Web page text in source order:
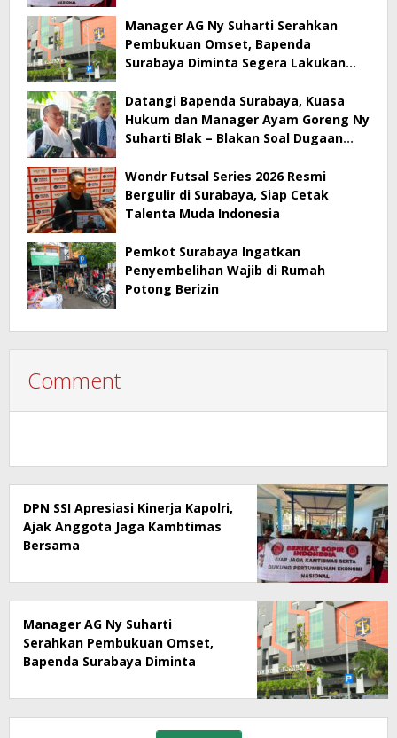
Manager AG Ny Suharti Serahkan
Pembukuan Omset, Bapenda
Surabaya Diminta Segera Lakukan
Datangi Bapenda Surabaya, Kuasa
Hukum dan Manager Ayam Goreng Ny
Suharti Blak – Blakan Soal Dugaan
Wondr Futsal Series 2026 Resmi
Bergulir di Surabaya, Siap Cetak
Talenta Muda Indonesia
Pemkot Surabaya Ingatkan
Penyembelihan Wajib di Rumah
Potong Berizin
Comment
DPN SSI Apresiasi Kinerja Kapolri,
Ajak Anggota Jaga Kambtimas
Bersama
Manager AG Ny Suharti
Serahkan Pembukuan Omset,
Bapenda Surabaya Diminta